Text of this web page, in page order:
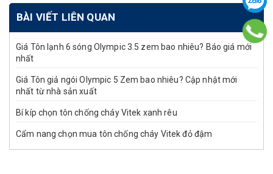
BÀI VIẾT LIÊN QUAN
Giá Tôn lạnh 6 sóng Olympic 3.5 zem bao nhiêu? Báo giá mới
nhất
Giá Tôn giả ngói Olympic 5 Zem bao nhiêu? Cập nhật mới
nhất từ nhà sản xuất
Bí kíp chọn tôn chống cháy Vitek xanh rêu
Cẩm nang chọn mua tôn chống cháy Vitek đỏ đậm